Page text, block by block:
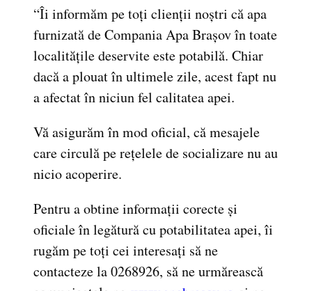
“Îi informăm pe toți clienții noștri că apa
furnizată de Compania Apa Brașov în toate
localitățile deservite este potabilă. Chiar
dacă a plouat în ultimele zile, acest fapt nu
a afectat în niciun fel calitatea apei.
Vă asigurăm în mod oficial, că mesajele
care circulă pe rețelele de socializare nu au
nicio acoperire.
Pentru a obtine informații corecte și
oficiale în legătură cu potabilitatea apei, îi
rugăm pe toți cei interesați să ne
contacteze la 0268926, să ne urmărească